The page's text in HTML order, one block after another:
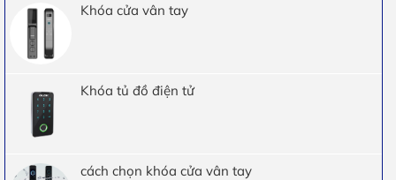
Khóa cửa vân tay
Khóa tủ đồ điện tử
cách chọn khóa cửa vân tay